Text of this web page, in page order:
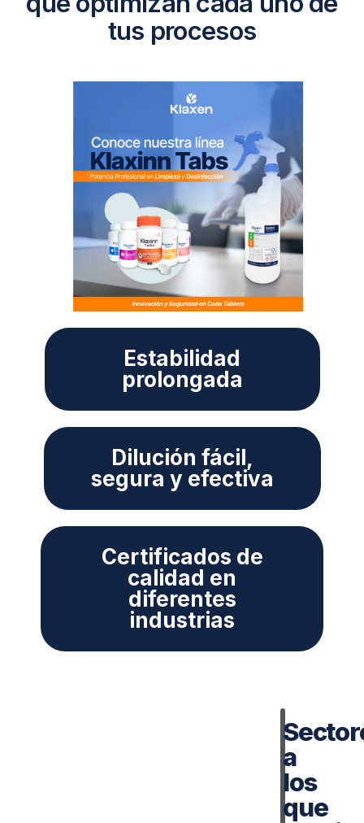
tus procesos
Estabilidad
prolongada
Dilución fácil,
segura y efectiva
Certificados de
calidad en
diferentes
industrias
a
los
que